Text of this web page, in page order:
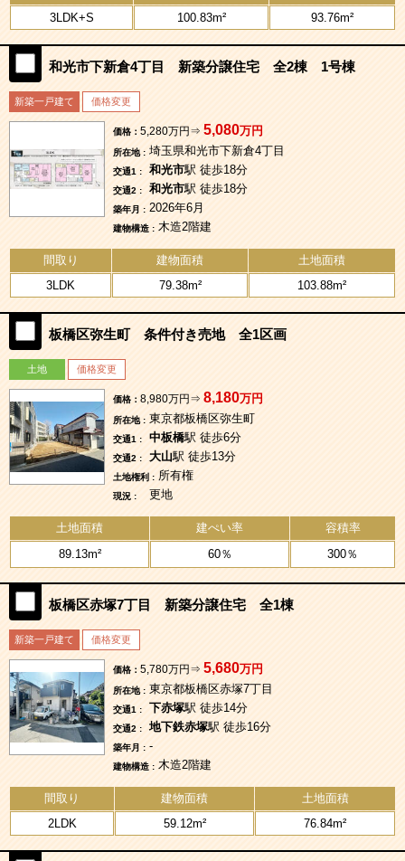
3LDK+S
100.83m² 93.76m²
和光市下新倉4丁目 新築分譲住宅 全2棟 1号棟
新築一戸建て 価格変更
価格： 5,280万円⇒ 5,080万円
所在地 : 埼玉県和光市下新倉4丁目
交通1 : 和光市駅 徒歩18分
交通2 : 和光市駅 徒歩18分
築年月 : 2026年6月
建物構造 : 木造2階建
間取り 建物面積
土地面積
3LDK
79.38m² 103.88m²
板橋区弥生町 条件付き売地 全1区画
土地 価格変更
価格： 8,980万円⇒ 8,180万円
所在地 : 東京都板橋区弥生町
交通1 : 中板橋駅 徒歩6分
交通2 : 大山駅 徒歩13分
土地権利 : 所有権
現況 : 更地
土地面積 建ぺい率
容積率
89.13m²
60％ 300％
板橋区赤塚7丁目 新築分譲住宅 全1棟
新築一戸建て 価格変更
価格： 5,780万円⇒ 5,680万円
所在地 : 東京都板橋区赤塚7丁目
交通1 : 下赤塚駅 徒歩14分
交通2 : 地下鉄赤塚駅 徒歩16分
築年月 : -
建物構造 : 木造2階建
間取り 建物面積
土地面積
2LDK
59.12m² 76.84m²